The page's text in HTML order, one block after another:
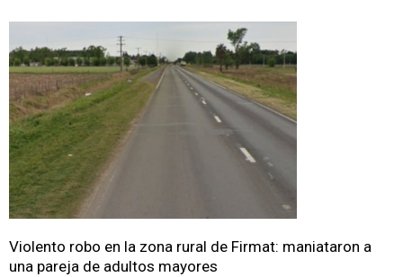
Violento robo en la zona rural de Firmat: maniataron a
una pareja de adultos mayores